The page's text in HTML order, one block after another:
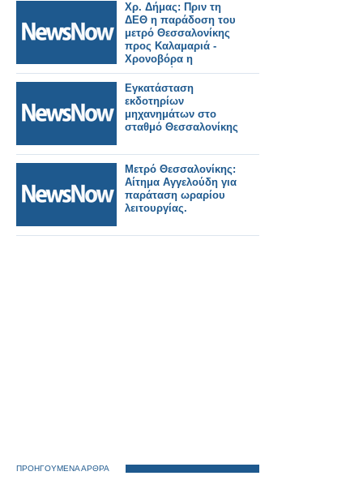
Χρ. Δήμας: Πριν τη
ΔΕΘ η παράδοση του
μετρό Θεσσαλονίκης
προς Καλαμαριά -
Χρονοβόρα η
διαδικασία για τις
πιστοποιήσεις, αλλά
απαραίτητη.
Εγκατάσταση
εκδοτηρίων
μηχανημάτων στο
σταθμό Θεσσαλονίκης
Μετρό Θεσσαλονίκης:
Αίτημα Αγγελούδη για
παράταση ωραρίου
λειτουργίας.
ΠΡΟΗΓΟΥΜΕΝΑ ΑΡΘΡΑ